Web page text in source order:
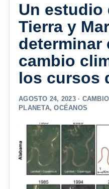
Un estudio
Tierra y
determinar
cambio
los cursos
AGOSTO 24, 2023 ·
PLANETA,OCÉANOS